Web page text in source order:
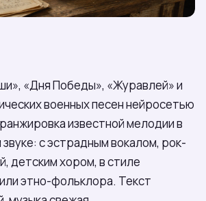
«Дня Победы», «Журавлей» и
военных песен нейросетью
известной мелодии в
с эстрадным вокалом, рок-
детским хором, в стиле
этно-фольклора. Текст